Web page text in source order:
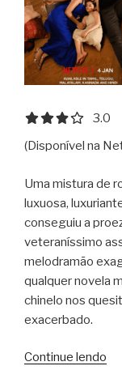
3.0
3.0
(Disponível na
Uma mistura de
luxuosa,
conseguiu a
veteraníssimo
melodramão
qualquer novela
chinelo nos
exacerbado.
Continue lendo